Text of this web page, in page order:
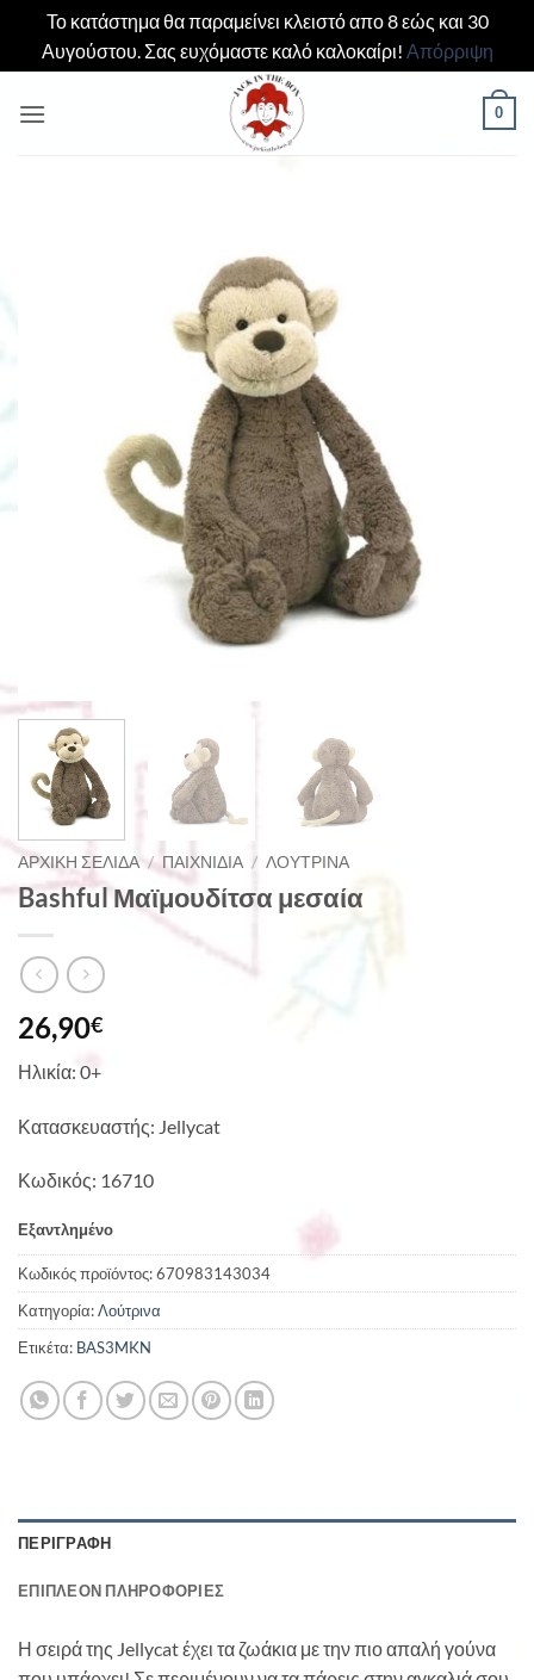
Το κατάστημα θα παραμείνει κλειστό απο 8 εώς και 30
Αυγούστου. Σας ευχόμαστε καλό καλοκαίρι! Απόρριψη
στο
0
ΑΡΧΙΚΉ ΣΕΛΊΔΑ / ΠΑΙΧΝΊΔΙΑ / ΛΟΎΤΡΙΝΑ
Bashful Μαϊμουδίτσα μεσαία
26,90€
Ηλικία: 0+
Κατασκευαστής: Jellycat
Κωδικός: 16710
Εξαντλημένο
Κωδικός προϊόντος:670983143034
Κατηγορία:Λούτρινα
Ετικέτα: BAS3MKN
ΠΕΡΙΓΡΑΦΉ
ΕΠΙΠΛΈΟΝ ΠΛΗΡΟΦΟΡΊΕΣ
Η σειρά της Jellycat έχει τα ζωάκια με την πιο απαλή γούνα